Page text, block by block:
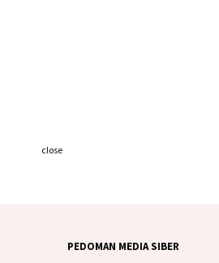
PEDOMAN MEDIA SIBER
close